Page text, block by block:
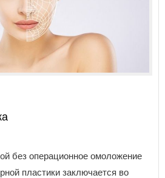
без операционное омоложение
пластики заключается во